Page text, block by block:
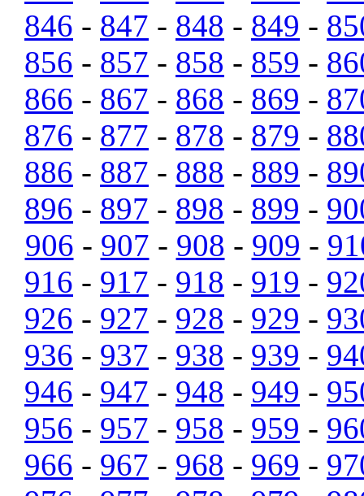
846 - 847 - 848 - 849 -
856 - 857 - 858 - 859 -
866 - 867 - 868 - 869 -
876 - 877 - 878 - 879 -
886 - 887 - 888 - 889 -
896 - 897 - 898 - 899 -
906 - 907 - 908 - 909 -
916 - 917 - 918 - 919 -
926 - 927 - 928 - 929 -
936 - 937 - 938 - 939 -
946 - 947 - 948 - 949 -
956 - 957 - 958 - 959 -
966 - 967 - 968 - 969 -